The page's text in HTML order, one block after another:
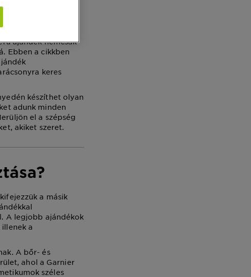
szó
a
ajándék nemcsak
Ebben a cikkben
keres
készíthet olyan
adunk minden
el a szépség
akiket szeret.
a másik
A legjobb ajándékok
a
A bőr- és
ahol a Garnier
széles